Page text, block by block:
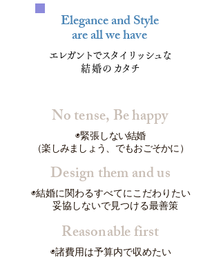
Elegance and Style
​are all we have
エレガントでスタイリッシュな
結婚の カタチ
No tense, Be happy
◉緊張しない結婚
（楽しみましょう、でもおごそかに）
Design them and us
◉結婚に関わるすべてにこだわりたい
妥協しないで見つける最善策
Reasonable first
◉諸費用は予算内で収めたい